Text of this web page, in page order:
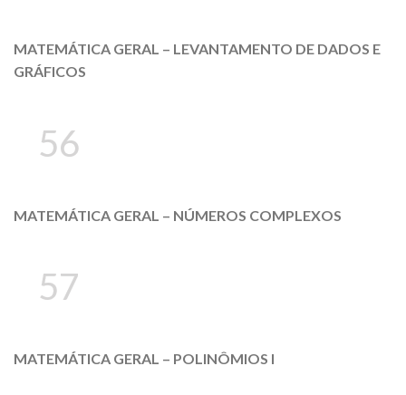
MATEMÁTICA GERAL – LEVANTAMENTO DE DADOS E
GRÁFICOS
56
MATEMÁTICA GERAL – NÚMEROS COMPLEXOS
57
MATEMÁTICA GERAL – POLINÔMIOS I